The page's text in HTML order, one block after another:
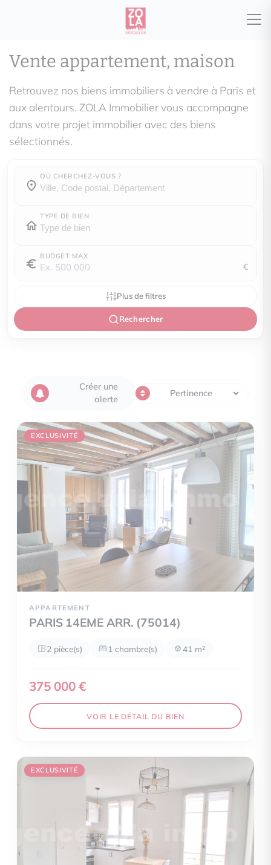
Vente appartement, maison
Retrouvez nos biens immobiliers à vendre à Paris et
aux alentours. ZOLA Immobilier vous accompagne
dans votre projet immobilier avec des biens
sélectionnés.
OÙ CHERCHEZ-VOUS ?
Où cherchez-vous ?
Où cherchez-vous ?
TYPE DE BIEN
BUDGET MAX
€
Plus de filtres
Rechercher
Créer une
alerte
EXCLUSIVITÉ
APPARTEMENT
PARIS 14EME ARR. (75014)
2 pièce(s) 1 chambre(s) 41 m²
375 000 €
VOIR LE DÉTAIL DU BIEN
EXCLUSIVITÉ